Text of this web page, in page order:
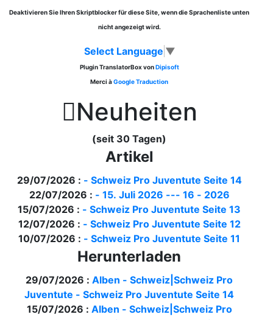
Deaktivieren Sie Ihren Skriptblocker für diese Site, wenn die Sprachenliste unten
nicht angezeigt wird.
Select Language ▼
Plugin TranslatorBox vonDipisoft
Merci àGoogle Traduction
Neuheiten
(seit 30 Tagen)
Artikel
29/07/2026 : - Schweiz Pro Juventute Seite 14
22/07/2026 :
- 15. Juli 2026 --- 16 - 2026
15/07/2026 : - Schweiz Pro Juventute Seite 13
12/07/2026 : - Schweiz Pro Juventute Seite 12
10/07/2026 : - Schweiz Pro Juventute Seite 11
Herunterladen
29/07/2026 : Alben - Schweiz|Schweiz Pro
Juventute - Schweiz Pro Juventute Seite 14
15/07/2026 : Alben - Schweiz|Schweiz Pro